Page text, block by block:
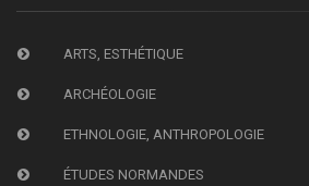
ARTS, ESTHÉTIQUE
ARCHÉOLOGIE
ETHNOLOGIE, ANTHROPOLOGIE
ÉTUDES NORMANDES